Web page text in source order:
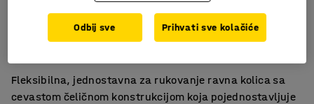
Veoma lako manevrsisanje
Sa pneumatskim gumenim točkovima
Fleksibilna, jednostavna za rukovanje ravna kolica sa
cevastom čeličnom konstrukcijom koja pojednostavljuje
Odbij sve Prihvati sve kolačiće